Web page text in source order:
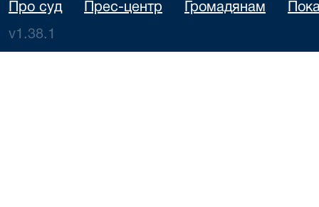
Про суд Прес-центр Громадянам
v1.38.1